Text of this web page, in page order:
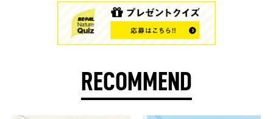
RECOMMEND